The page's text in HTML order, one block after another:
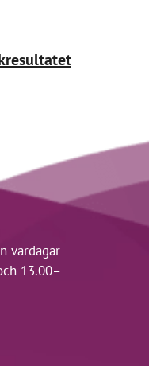
vardagar
13.00–